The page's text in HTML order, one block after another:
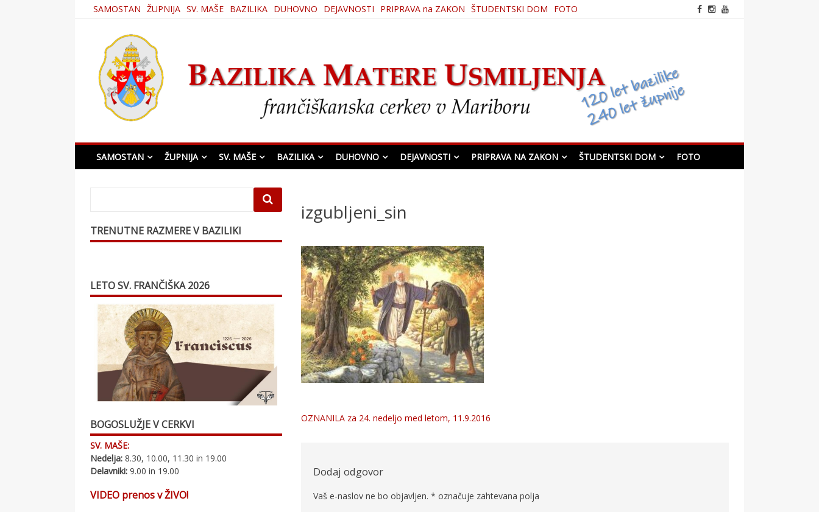
SAMOSTAN ŽUPNIJA SV. MAŠE BAZILIKA DUHOVNO DEJAVNOSTI PRIPRAVA na ZAKON ŠTUDENTSKI DOM FOTO
Bazilika Matere Usmiljenja
SAMOSTAN ŽUPNIJA SV. MAŠE BAZILIKA DUHOVNO DEJAVNOSTI PRIPRAVA NA ZAKON ŠTUDENTSKI DOM FOTO
izgubljeni_sin
OZNANILA za 24. nedeljo med letom, 11.9.2016
Dodaj odgovor
Vaš e-naslov ne bo objavljen. * označuje zahtevana polja
TRENUTNE RAZMERE V BAZILIKI
LETO SV. FRANČIŠKA 2026
BOGOSLUŽJE V CERKVI
SV. MAŠE:
Nedelja: 8.30, 10.00, 11.30 in 19.00
Delavniki: 9.00 in 19.00
VIDEO prenos v ŽIVO!